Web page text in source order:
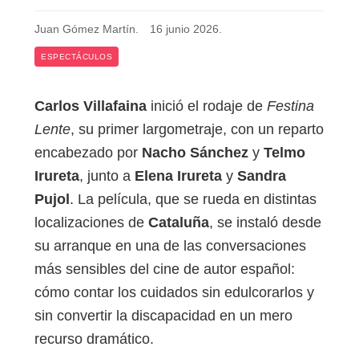
Juan Gómez Martín. 16 junio 2026.
ESPECTÁCULOS
Carlos Villafaina inició el rodaje de Festina
Lente, su primer largometraje, con un reparto
encabezado por Nacho Sánchez y Telmo
Irureta, junto a Elena Irureta y Sandra
Pujol . La película, que se rueda en distintas
localizaciones de Cataluña, se instaló desde
su arranque en una de las conversaciones
más sensibles del cine de autor español:
cómo contar los cuidados sin edulcorarlos y
sin convertir la discapacidad en un mero
recurso dramático.